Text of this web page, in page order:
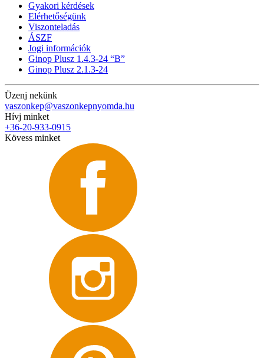
Gyakori kérdések
Elérhetőségünk
Viszonteladás
ÁSZF
Jogi információk
Ginop Plusz 1.4.3-24 “B”
Ginop Plusz 2.1.3-24
Üzenj nekünk
vaszonkep@vaszonkepnyomda.hu
Hívj minket
+36-20-933-0915
Kövess minket